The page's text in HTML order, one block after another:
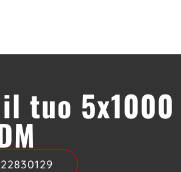
tuo 5x1000